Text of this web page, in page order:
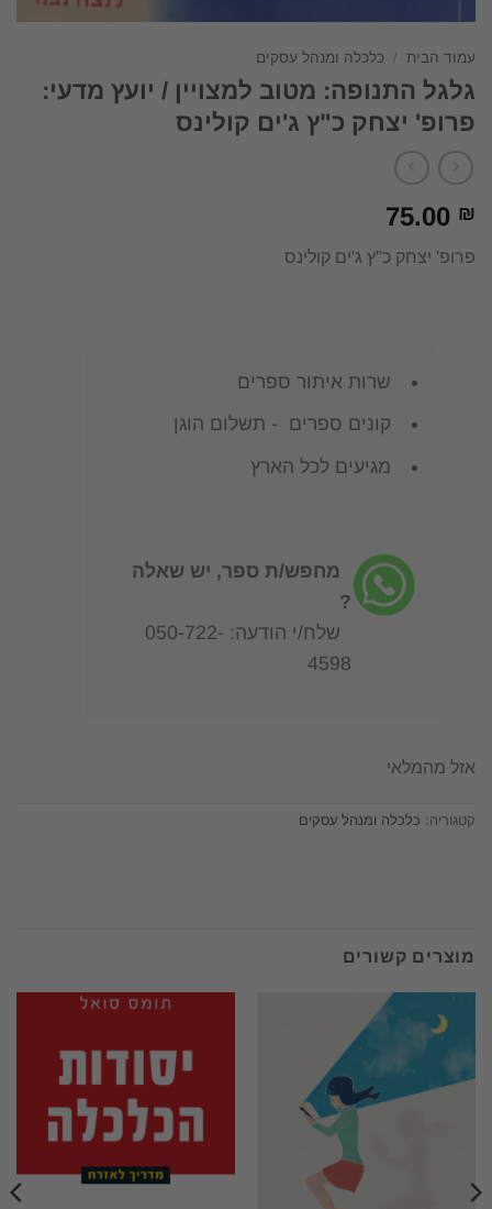
עמוד הבית / כלכלה ומנהל עסקים
גלגל התנופה: מטוב למצויין / יועץ מדעי:
פרופ' יצחק כ"ץ ג'ים קולינס
75.00 ₪
פרופ' יצחק כ"ץ ג'ים קולינס
שרות איתור ספרים
קונים ספרים - תשלום הוגן
מגיעים לכל הארץ
מחפש/ת ספר, יש שאלה
?
שלח/י הודעה: 050-722-
4598
אזל מהמלאי
קטגוריה: כלכלה ומנהל עסקים
מוצרים קשורים